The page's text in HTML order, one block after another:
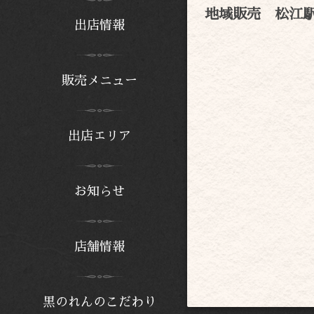
地域販売 松江
販売メニュー
出店エリア
お知らせ
店舗情報
黒のれんのこだわり
出店情報